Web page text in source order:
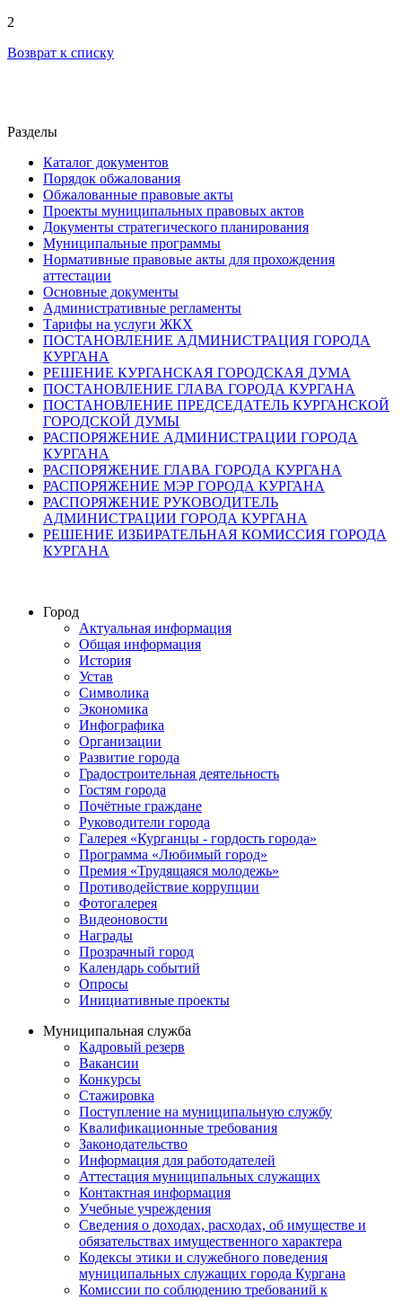
2
Возврат к списку
Разделы
Каталог документов
Порядок обжалования
Обжалованные правовые акты
Проекты муниципальных правовых актов
Документы стратегического планирования
Муниципальные программы
Нормативные правовые акты для прохождения
аттестации
Основные документы
Административные регламенты
Тарифы на услуги ЖКХ
ПОСТАНОВЛЕНИЕ АДМИНИСТРАЦИЯ ГОРОДА
КУРГАНА
РЕШЕНИЕ КУРГАНСКАЯ ГОРОДСКАЯ ДУМА
ПОСТАНОВЛЕНИЕ ГЛАВА ГОРОДА КУРГАНА
ПОСТАНОВЛЕНИЕ ПРЕДСЕДАТЕЛЬ КУРГАНСКОЙ
ГОРОДСКОЙ ДУМЫ
РАСПОРЯЖЕНИЕ АДМИНИСТРАЦИИ ГОРОДА
КУРГАНА
РАСПОРЯЖЕНИЕ ГЛАВА ГОРОДА КУРГАНА
РАСПОРЯЖЕНИЕ МЭР ГОРОДА КУРГАНА
РАСПОРЯЖЕНИЕ РУКОВОДИТЕЛЬ
АДМИНИСТРАЦИИ ГОРОДА КУРГАНА
РЕШЕНИЕ ИЗБИРАТЕЛЬНАЯ КОМИССИЯ ГОРОДА
КУРГАНА
Город
Актуальная информация
Общая информация
История
Устав
Символика
Экономика
Инфографика
Организации
Развитие города
Градостроительная деятельность
Гостям города
Почётные граждане
Руководители города
Галерея «Курганцы - гордость города»
Программа «Любимый город»
Премия «Трудящаяся молодежь»
Противодействие коррупции
Фотогалерея
Видеоновости
Награды
Прозрачный город
Календарь событий
Опросы
Инициативные проекты
Муниципальная служба
Кадровый резерв
Вакансии
Конкурсы
Стажировка
Поступление на муниципальную службу
Квалификационные требования
Законодательство
Информация для работодателей
Аттестация муниципальных служащих
Контактная информация
Учебные учреждения
Сведения о доходах, расходах, об имуществе и
обязательствах имущественного характера
Кодексы этики и служебного поведения
муниципальных служащих города Кургана
Комиссии по соблюдению требований к